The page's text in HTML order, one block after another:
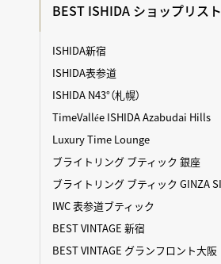
BEST ISHIDA ショップリスト
ISHIDA新宿
ISHIDA表参道
ISHIDA N43°（札幌）
TimeVallée ISHIDA Azabudai Hills
Luxury Time Lounge
ブライトリング ブティック 銀座
ブライトリング ブティック GINZA
IWC 表参道ブティック
BEST VINTAGE 新宿
BEST VINTAGE グランフロント大阪